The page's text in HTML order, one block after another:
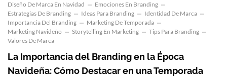
Diseño De Marca En Navidad
Emociones En Branding
Estrategias De Branding
Ideas Para Branding
Identidad De Marca
Importancia Del Branding
Marketing De Temporada
Marketing Navideño
Storytelling En Marketing
Tips Para Branding
Valores De Marca
La Importancia del Branding en la Época
Navideña: Cómo Destacar en una Temporada